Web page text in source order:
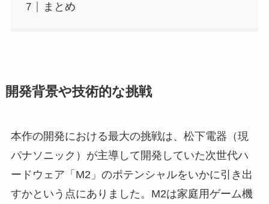
まとめ
開発背景や技術的な挑戦
本作の開発における最大の挑戦は、松下電器（現
パナソニック）が主導して開発していた次世代ハ
ードウェア「M2」のポテンシャルをいかに引き出
すかという点にありました。M2は家庭用ゲーム機